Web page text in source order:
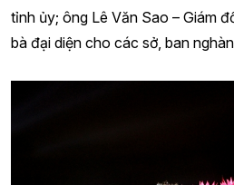
tỉnh ủy; ông Lê Văn Sao – Giám
bà đại diện cho các sở, ban